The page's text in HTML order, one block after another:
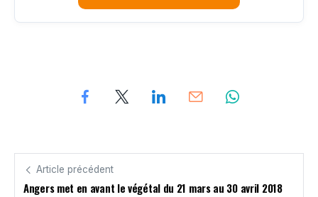
Article précédent
Angers met en avant le végétal du 21 mars au 30 avril 2018